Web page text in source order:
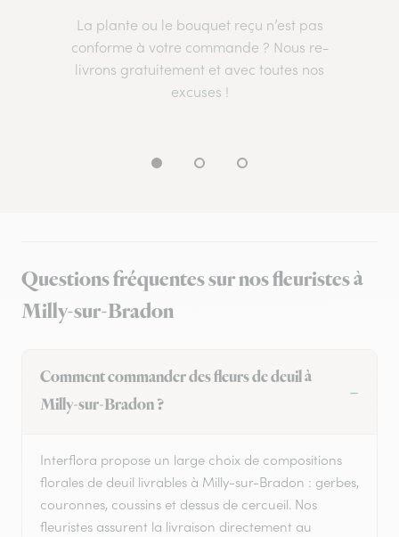
La plante ou le bouquet reçu n’est pas
conforme à votre commande ? Nous re-
livrons gratuitement et avec toutes nos
excuses !
Questions fréquentes sur nos fleuristes à
Milly-sur-Bradon
Comment commander des fleurs de deuil à
Milly-sur-Bradon ?
Interflora propose un large choix de compositions
florales de deuil livrables à Milly-sur-Bradon : gerbes,
couronnes, coussins et dessus de cercueil. Nos
fleuristes assurent la livraison directement au